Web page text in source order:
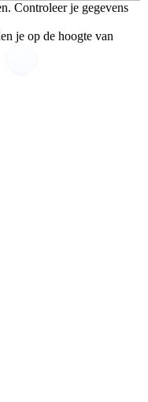
Controleer je gegevens
je op de hoogte van